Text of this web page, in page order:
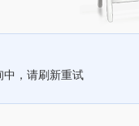
中，请刷新重试